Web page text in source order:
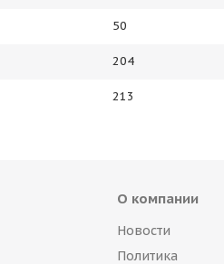
50
204
213
О компании
Новости
Политика